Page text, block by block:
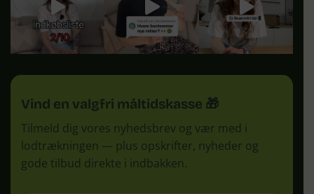
Vind en valgfri måltidskasse 🎁
Tilmeld dig vores nyhedsbrev og vær med i
lodtrækningen — plus opskrifter, nyheder og
gode tilbud direkte i indbakken.